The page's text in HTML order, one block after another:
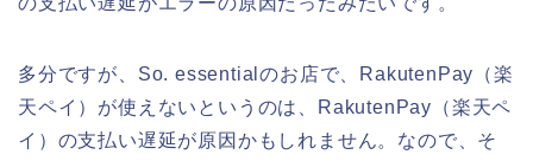
多分ですが、So. essentialのお店で、RakutenPay（楽
天ペイ）が使えないというのは、RakutenPay（楽天ペ
イ）の支払い遅延が原因かもしれません。なので、そ